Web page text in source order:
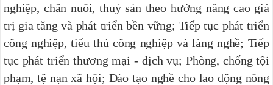
nghiệp, chăn nuôi, thuỷ sản theo hướng nâng cao giá
trị gia tăng và phát triển bền vững; Tiếp tục phát triển
công nghiệp, tiểu thủ công nghiệp và làng nghề; Tiếp
tục phát triển thương mại - dịch vụ; Phòng, chống tội
phạm, tệ nạn xã hội; Đào tạo nghề cho lao động nông